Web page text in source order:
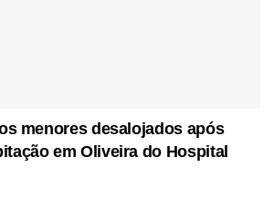
menores desalojados após
em Oliveira do Hospital